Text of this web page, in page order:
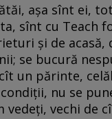
așa sînt ei,
sînt cu Teach
și de
se bucură
un părinte,
nu se
vechi de